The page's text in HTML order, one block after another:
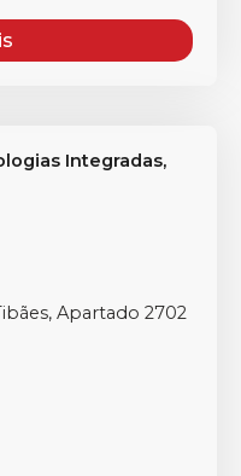
Integradas,
Apartado 2702